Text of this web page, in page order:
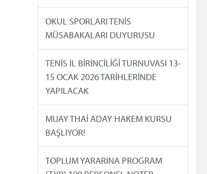
OKUL SPORLARI TENİS
MÜSABAKALARI DUYURUSU
TENİS İL BİRİNCİLİĞİ TURNUVASI 13-
15 OCAK 2026 TARİHLERİNDE
YAPILACAK
MUAY THAİ ADAY HAKEM KURSU
BAŞLIYOR!
TOPLUM YARARINA PROGRAM